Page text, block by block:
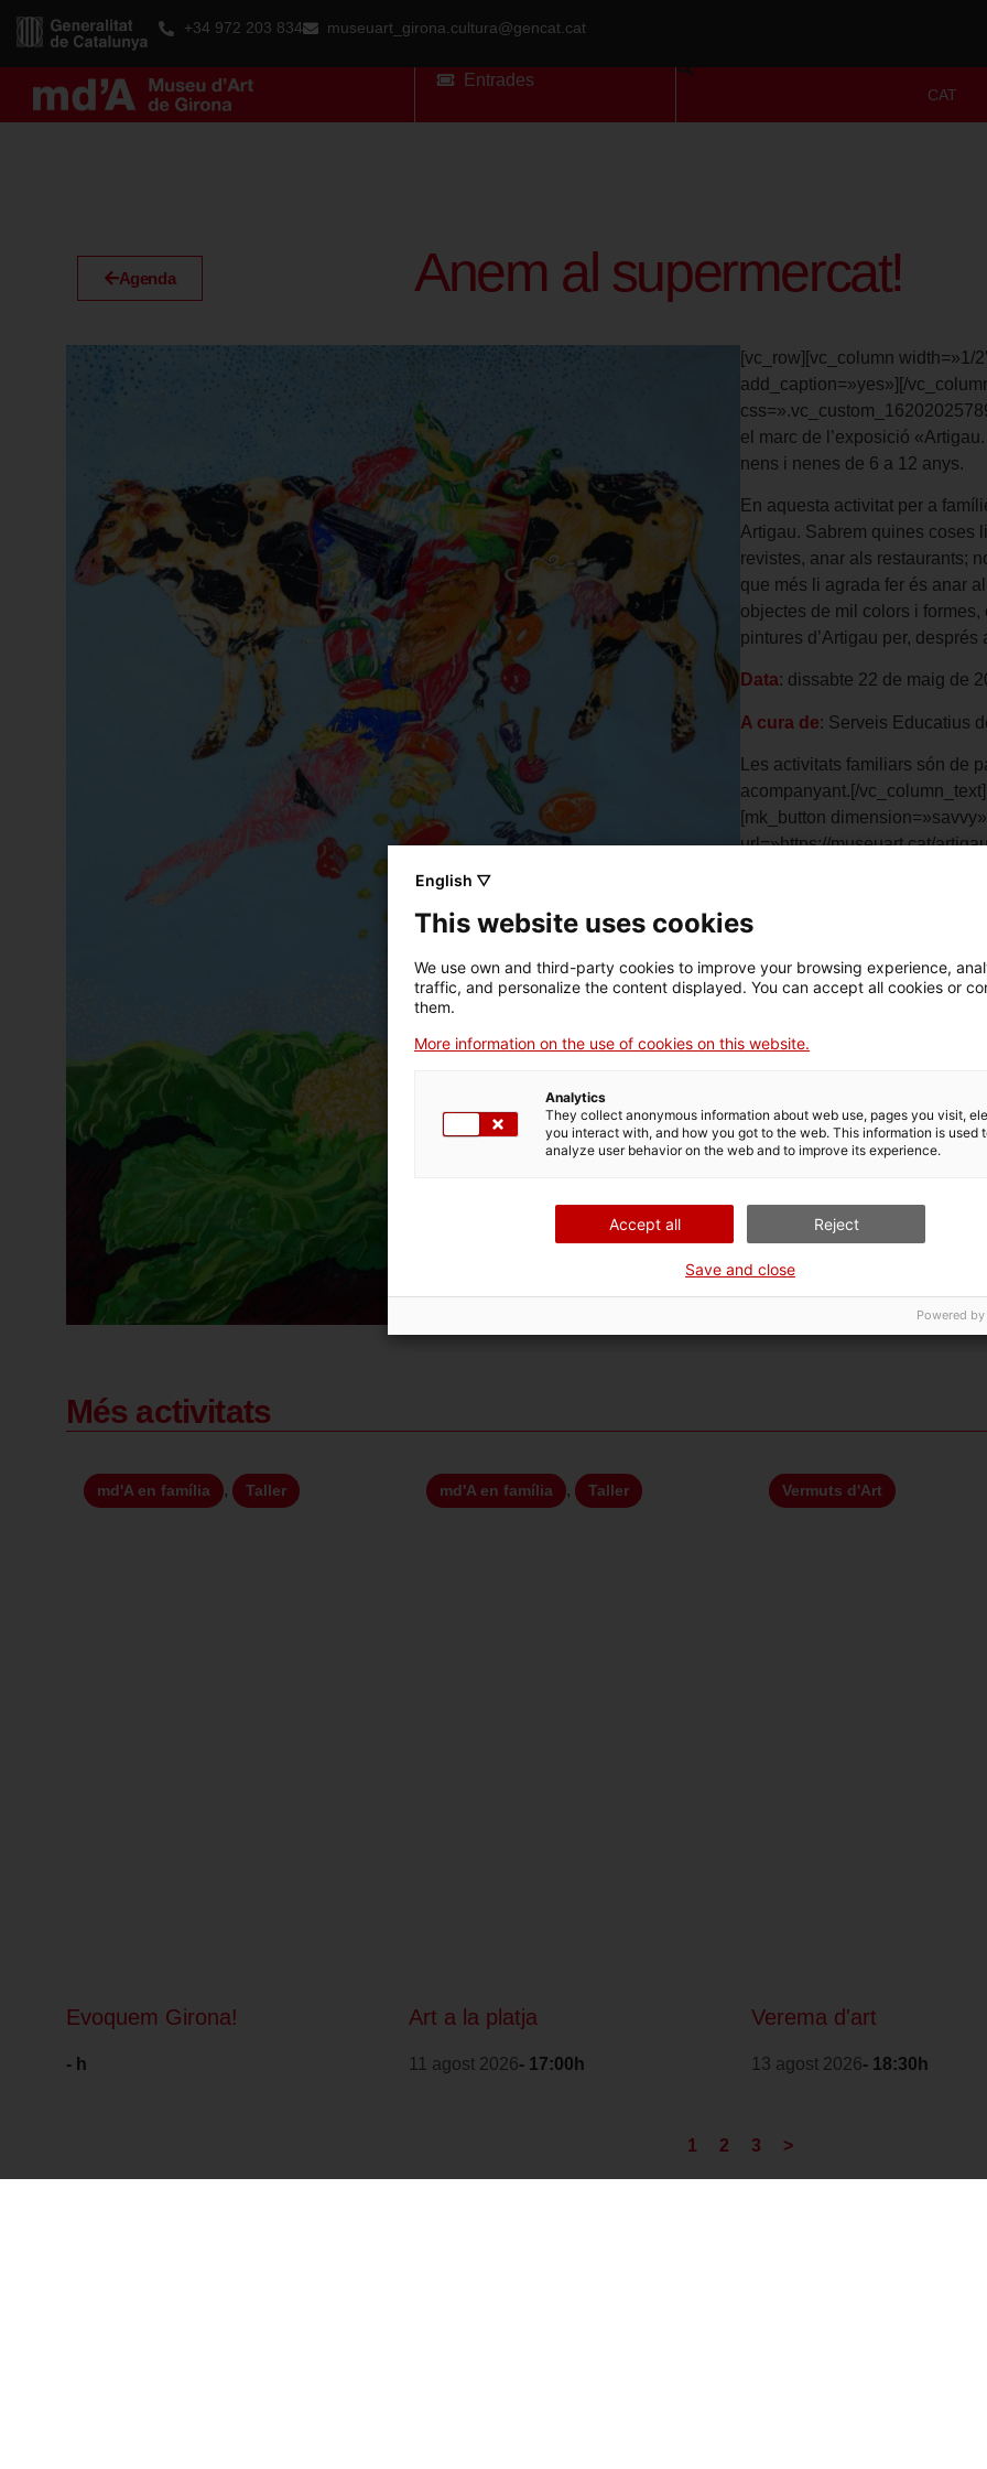
+34 972 203 834 museuart_girona.cultura@gencat.cat
Entrades
CAT
Agenda Anem al supermercat!
[vc_row][vc_column width=»1/
add_caption=»yes»][/
el marc de l’exposició
nens i nenes de 6 a 12 anys.
En aquesta activitat per a
Artigau. Sabrem quines coses
revistes, anar als restaurants;
que més li agrada fer és anar
objectes de mil colors i
pintures d’Artigau per, després
Data: dissabte 22 de maig de
A cura de: Serveis Educatius
Les activitats familiars són de
acompanyant.[/
[mk_button
url=»https://museuart.cat/
align=»center»]Més
width=»1/2″][vc_column_text
!important;}»]
Més activitats
md'A en família , Taller
Evoquem Girona!
- h
md'A en família , Taller
Art a la platja
11 agost 2026- 17:00h
Vermuts d'Art
Verema d'art
13 agost 2026- 18:30h
1 2 3 >
English ▽
This website uses cookies
We use own and third-party cookies to improve your browsing experience,
traffic, and personalize the content displayed. You can accept all cookies or
them.
More information on the use of cookies on this website.
Analytics
They collect anonymous information about web use, pages you visit,
you interact with, and how you got to the web. This information is used
analyze user behavior on the web and to improve its experience.
Accept all Reject
Save and close
Powered by